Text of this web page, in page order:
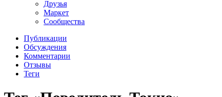
Друзья
Маркет
Сообщества
Публикации
Обсуждения
Комментарии
Отзывы
Теги